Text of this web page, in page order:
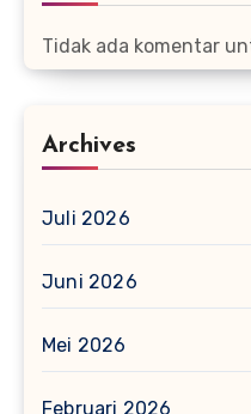
Tidak ada komentar
Archives
Juli 2026
Juni 2026
Mei 2026
Februari 2026